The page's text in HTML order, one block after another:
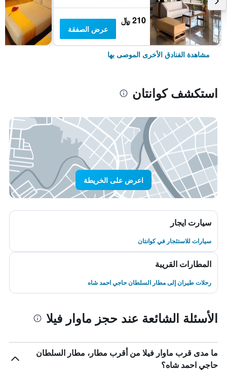
210 ﷼
عرض الصفقة
مشاهدة الفنادق الأخرى الموصى بها
استكشف كوانتان
اعرض على الخريطة
سيارت ايجار
سيارات للاستئجار في كوانتان
المطارات القريبة
رحلات طيران إلى مطار السلطان حاجي احمد شاه
الأسئلة الشائعة عند حجز ماوار فيلا
ما مدى قرب ماوار فيلا من أقرب مطار، مطار السلطان
حاجي احمد شاه؟